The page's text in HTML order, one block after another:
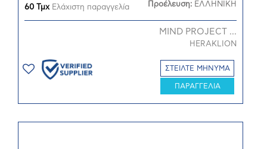
60 ΤμχΕλάχιστη παραγγελία
Προέλευση: ΕΛΛΗΝΙΚΗ
MIND PROJECT ...
HERAKLION
ΣΤΕΙΛΤΕ ΜΗΝΥΜΑ
ΠΑΡΑΓΓΕΛΙΑ